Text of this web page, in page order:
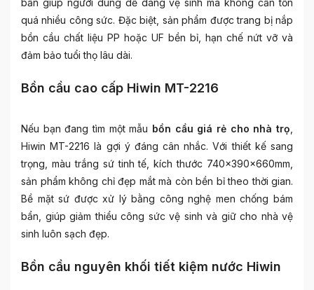
bẩn giúp người dùng dễ dàng vệ sinh mà không cần tốn
quá nhiều công sức. Đặc biệt, sản phẩm được trang bị nắp
bồn cầu chất liệu PP hoặc UF bền bỉ, hạn chế nứt vỡ và
đảm bảo tuổi thọ lâu dài.
Bồn cầu cao cấp Hiwin MT-2216
Nếu bạn đang tìm một mẫu bồn cầu giá rẻ cho nhà trọ
Hiwin MT-2216 là gợi ý đáng cân nhắc. Với thiết kế sang
trọng, màu trắng sứ tinh tế, kích thước 740x390x660mm,
sản phẩm không chỉ đẹp mắt mà còn bền bỉ theo thời gian.
Bề mặt sứ được xử lý bằng công nghệ men chống bám
bẩn, giúp giảm thiểu công sức vệ sinh và giữ cho nhà vệ
sinh luôn sạch đẹp.
Bồn cầu nguyên khối tiết kiệm nước Hiwin